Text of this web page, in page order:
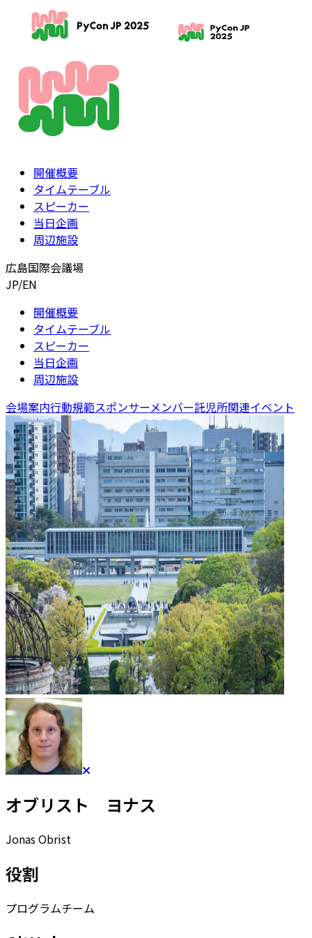
開催概要
タイムテーブル
スピーカー
当日企画
周辺施設
広島国際会議場
JP/EN
開催概要
タイムテーブル
スピーカー
当日企画
周辺施設
会場案内行動規範スポンサーメンバー託児所関連イベント
オブリスト ヨナス
Jonas Obrist
役割
プログラムチーム